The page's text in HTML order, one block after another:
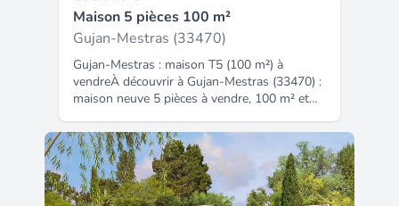
Maison 5 pièces 100 m²
Gujan-Mestras (33470)
Gujan-Mestras : maison T5 (100 m²) à
vendreÀ découvrir à Gujan-Mestras (33470) :
maison neuve 5 pièces à vendre, 100 m² et
comporte trois chambres, une cuisine et une
salle de bains. À dix minutes : gare (Gujan-
Mestras), écoles, boulangeries, commerces,
supermarché, poissonneries et bureau de
poste. Marché Place de la Gare le mercredi